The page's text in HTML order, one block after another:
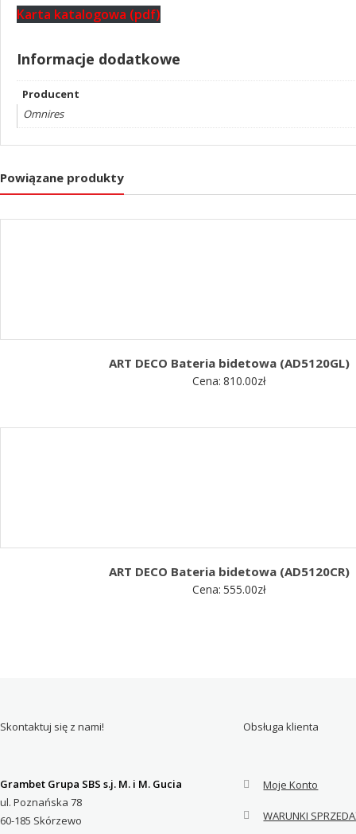
Karta katalogowa (pdf)
Informacje dodatkowe
Producent
Omnires
Powiązane produkty
ART DECO Bateria bidetowa (AD5120GL)
Cena: 810.00zł
ART DECO Bateria bidetowa (AD5120CR)
Cena: 555.00zł
Skontaktuj się z nami!
Grambet Grupa SBS s.j. M. i M. Gucia
ul. Poznańska 78
60-185 Skórzewo
Obsługa klienta
Moje Konto
WARUNKI